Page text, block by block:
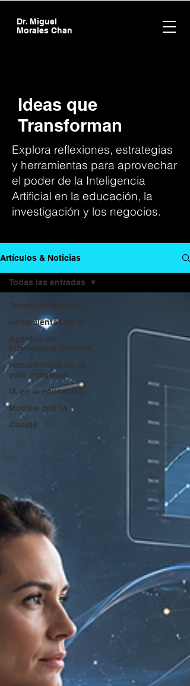
Dr. Miguel
Morales Chan
Ideas que
Transforman
Explora reflexiones, estrategias
y herramientas para aprovechar
el poder de la Inteligencia
Artificial en la educación, la
investigación y los negocios.
Artículos & Noticias
Todas las entradas
Herramientas de IA
Agentes de
Inteligencia Artificial
Herramientas de IA
para imágenes
IA en la educación
Moodle con IA
Claude
Todas las entradas